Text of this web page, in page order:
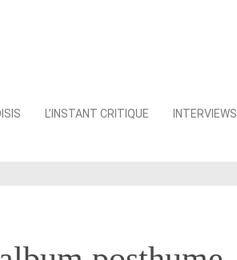
L’INSTANT CRITIQUE INTERVIEWS